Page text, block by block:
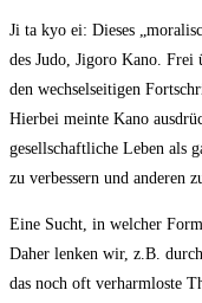
Ji ta kyo ei: Dieses
des Judo, Jigoro Kano. Frei
den wechselseitigen
Hierbei meinte Kano
gesellschaftliche Leben als
zu verbessern und anderen
Eine Sucht, in welcher
Daher lenken wir, z.B.
das noch oft verharmloste